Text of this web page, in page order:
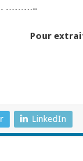
………..
Pour
LinkedIn